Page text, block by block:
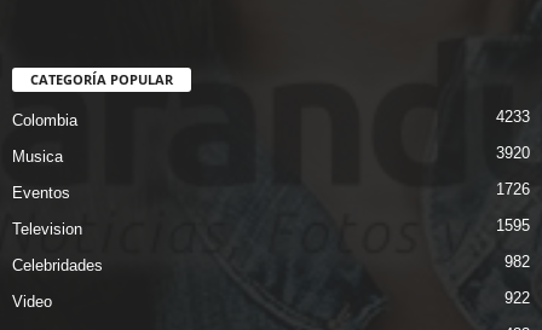
CATEGORÍA POPULAR
Colombia 4233
Musica 3920
Eventos 1726
Television 1595
Celebridades 982
Video 922